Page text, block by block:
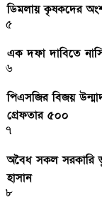
ডিমলায় কৃষকদের অংশ
৫
এক দফা দাবিতে
৬
পিএসজির বিজয়
গ্রেফতার ৫০০
৭
অবৈধ সকল সরকারি
হাসান
৮